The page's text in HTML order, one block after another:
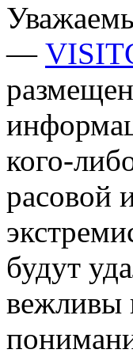
—
кого-
расовой
будут
вежливы